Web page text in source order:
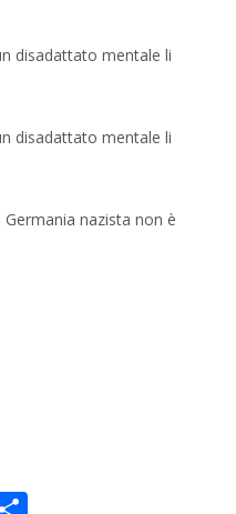
disadattato mentale li
disadattato mentale li
nazista non è